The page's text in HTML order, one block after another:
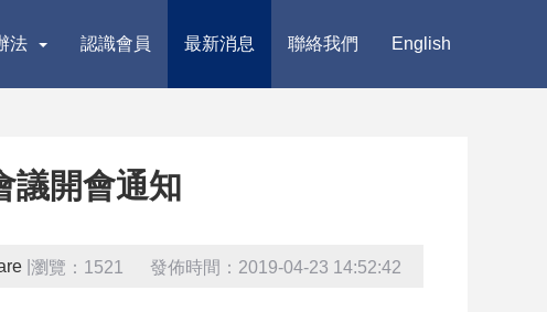
法 認識會員 最新消息 聯絡我們 English
議開會通知
瀏覽：1521 發佈時間：2019-04-23 14:52:42